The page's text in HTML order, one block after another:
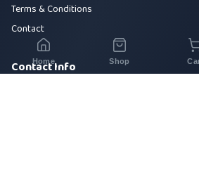
Terms & Conditions
Contact
Contact Info
Home Shop